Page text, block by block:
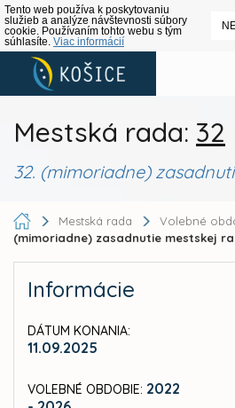
Tento web používa k poskytovaniu
služieb a analýze návštevnosti súbory
cookie. Používaním tohto webu s tým
súhlasíte. Viac informácií
Mestská rada: 32
32. (mimoriadne)
Mestská rada Volebné
(mimoriadne) zasadnutie mestskej
Informácie
DÁTUM KONANIA:
11.09.2025
VOLEBNÉ OBDOBIE: 2022